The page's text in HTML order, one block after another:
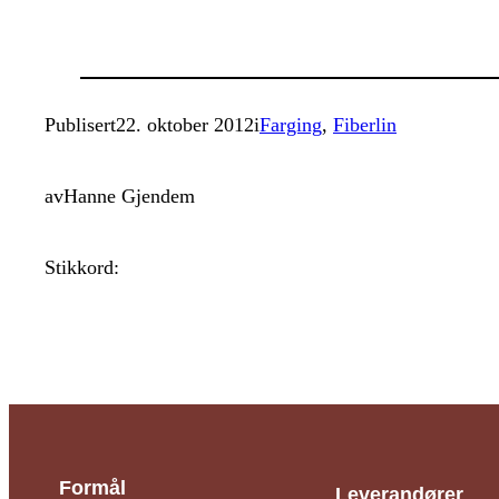
Publisert22. oktober 2012iFarging, Fiberlin
avHanne Gjendem
Stikkord:
Formål